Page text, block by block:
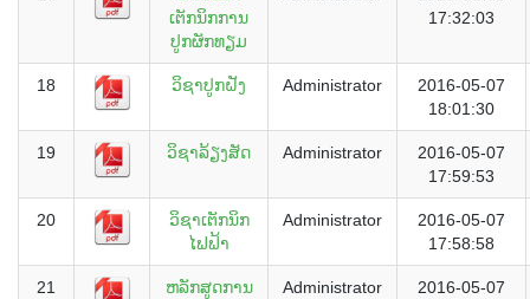
ເຕັກນິກການ
ປູກຜັກທຽມ
17:32:03
18 ວິຊາປູກຝັງ Administrator
2016-05-07
18:01:30
19 ວິຊາລ້ຽງສັດ Administrator
2016-05-07
17:59:53
20
ວິຊາເຕັກນິກ
ໄຟຟ້າ
Administrator
2016-05-07
17:58:58
21
ຫລັກສູດການ
Administrator
2016-05-07